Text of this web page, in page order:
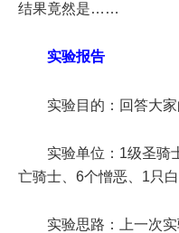
结果竟然是……
实验报告
实验目的：回答大
实验单位：1级圣骑
亡骑士、6个憎恶、1只
实验思路：上一次